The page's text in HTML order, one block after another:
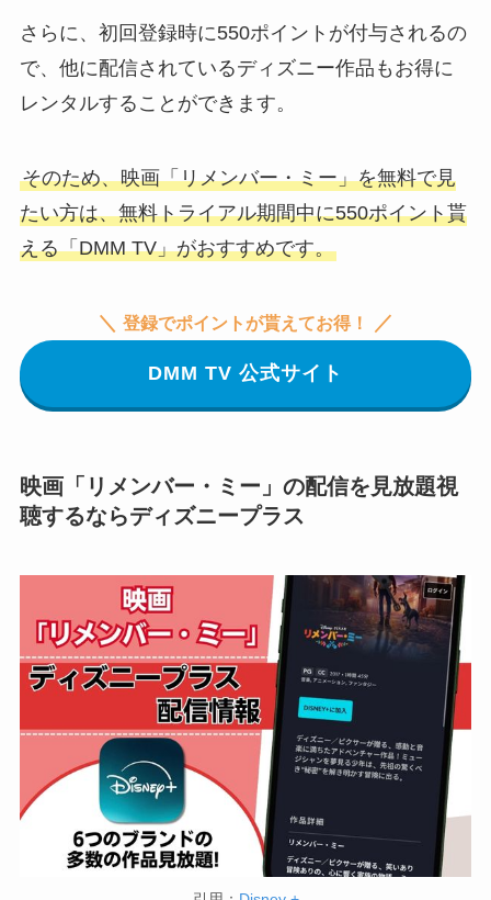
さらに、初回登録時に550ポイントが付与されるの
で、他に配信されているディズニー作品もお得に
レンタルすることができます。
そのため、映画「リメンバー・ミー」を無料で見
たい方は、無料トライアル期間中に550ポイント貰
える「DMM TV」がおすすめです。
＼ 登録でポイントが貰えてお得！ ／
DMM TV 公式サイト
映画「リメンバー・ミー」の配信を見放題視
聴するならディズニープラス